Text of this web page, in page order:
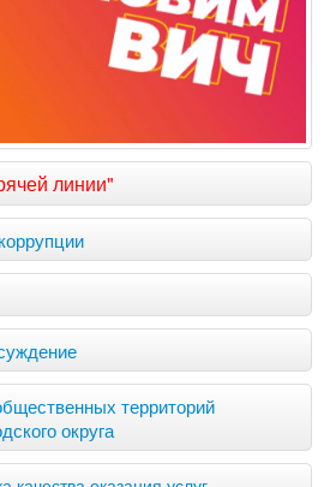
линии"
территорий
округа